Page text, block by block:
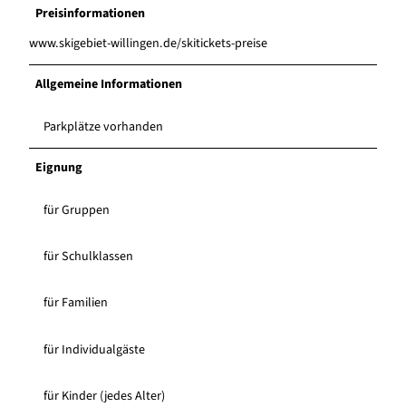
Preisinformationen
www.skigebiet-willingen.de/skitickets-preise
Allgemeine Informationen
Parkplätze vorhanden
Eignung
für Gruppen
für Schulklassen
für Familien
für Individualgäste
für Kinder (jedes Alter)